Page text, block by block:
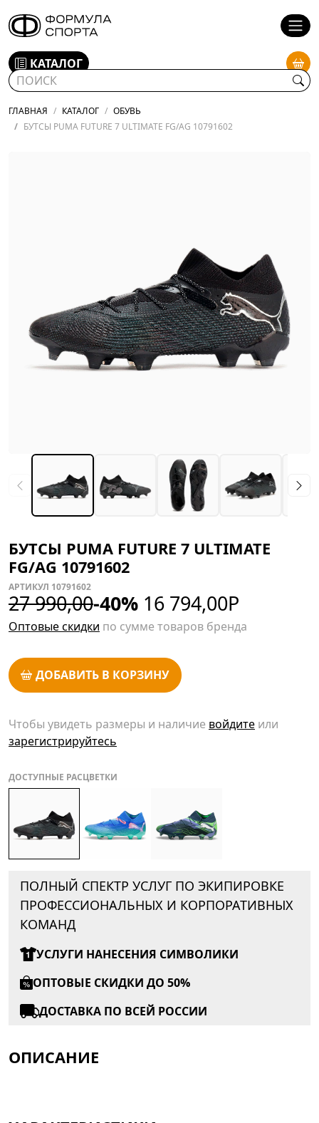
КАТАЛОГ
ГЛАВНАЯ КАТАЛОГ
ОБУВЬ
БУТСЫ PUMA FUTURE 7 ULTIMATE FG/AG 10791602
БУТСЫ PUMA FUTURE 7 ULTIMATE
FG/AG 10791602
АРТИКУЛ 10791602
27 990,00-40% 16 794,00Р
Оптовые скидки по сумме товаров бренда
ДОБАВИТЬ В КОРЗИНУ
Чтобы увидеть размеры и наличие войдите или
зарегистрируйтесь
ДОСТУПНЫЕ РАСЦВЕТКИ
ПОЛНЫЙ СПЕКТР УСЛУГ ПО ЭКИПИРОВКЕ
ПРОФЕССИОНАЛЬНЫХ И КОРПОРАТИВНЫХ
КОМАНД
УСЛУГИ НАНЕСЕНИЯ СИМВОЛИКИ
ОПТОВЫЕ СКИДКИ ДО 50%
ДОСТАВКА ПО ВСЕЙ РОССИИ
ОПИСАНИЕ